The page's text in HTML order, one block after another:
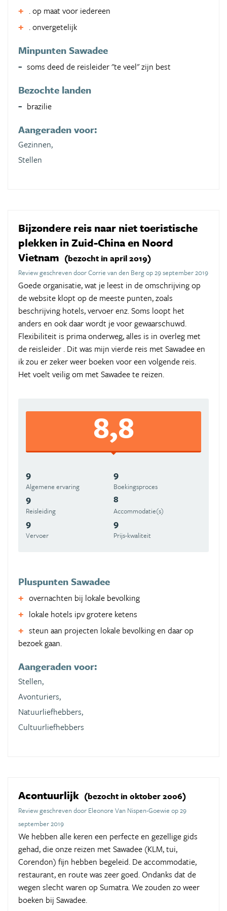
. op maat voor iedereen
. onvergetelijk
Minpunten Sawadee
soms deed de reisleider "te veel" zijn best
Bezochte landen
brazilie
Aangeraden voor:
Gezinnen,
Stellen
Bijzondere reis naar niet toeristische
plekken in Zuid-China en Noord
Vietnam (bezocht in april 2019)
Review geschreven door Corrie van den Berg op 29 september 2019
Goede organisatie, wat je leest in de omschrijving op
de website klopt op de meeste punten, zoals
beschrijving hotels, vervoer enz. Soms loopt het
anders en ook daar wordt je voor gewaarschuwd.
Flexibiliteit is prima onderweg, alles is in overleg met
de reisleider . Dit was mijn vierde reis met Sawadee en
ik zou er zeker weer boeken voor een volgende reis.
Het voelt veilig om met Sawadee te reizen.
8,8
9
Algemene ervaring
9
Boekingsproces
9
Reisleiding
8
Accommodatie(s)
9
Vervoer
9
Prijs-kwaliteit
Pluspunten Sawadee
overnachten bij lokale bevolking
lokale hotels ipv grotere ketens
steun aan projecten lokale bevolking en daar op
bezoek gaan.
Aangeraden voor:
Stellen,
Avonturiers,
Natuurliefhebbers,
Cultuurliefhebbers
Acontuurlijk (bezocht in oktober 2006)
Review geschreven door Eleonore Van Nispen-Goewie op 29
september 2019
We hebben alle keren een perfecte en gezellige gids
gehad, die onze reizen met Sawadee (KLM, tui,
Corendon) fijn hebben begeleid. De accommodatie,
restaurant, en route was zeer goed. Ondanks dat de
wegen slecht waren op Sumatra. We zouden zo weer
boeken bij Sawadee.